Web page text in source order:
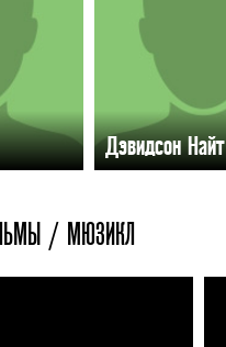
Дэвидсон Найт
/ МЮЗИКЛ